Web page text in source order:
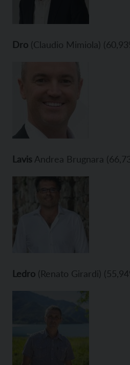
Dro (Claudio Mimiola)
Lavis Andrea Brugnara
Ledro (Renato Girardi)